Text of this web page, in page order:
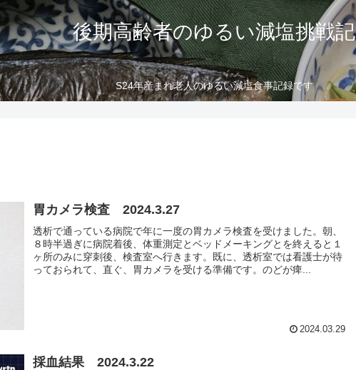
後期高齢者のゆるい減塩挑戦記
S24年産まれ老人のゆるい減塩食事記録です
胃カメラ検査 2024.3.27
透析で通っている病院で年に一度の胃カメラ検査を受けました。朝、
８時半過ぎに病院着後、体重測定とベッドメーキングとを終えると１
ヶ所のみに穿刺後、検査室へ行きます。既に、透析室では看護士が待
っておられて、直ぐ、胃カメラを受ける準備です。のどが痺...
2024.03.29
採血結果 2024.3.22